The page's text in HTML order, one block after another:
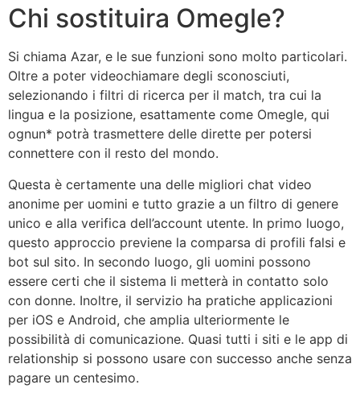
Chi sostituira Omegle?
Si chiama Azar, e le sue funzioni sono molto particolari.
Oltre a poter videochiamare degli sconosciuti,
selezionando i filtri di ricerca per il match, tra cui la
lingua e la posizione, esattamente come Omegle, qui
ognun* potrà trasmettere delle dirette per potersi
connettere con il resto del mondo.
Questa è certamente una delle migliori chat video
anonime per uomini e tutto grazie a un filtro di genere
unico e alla verifica dell’account utente. In primo luogo,
questo approccio previene la comparsa di profili falsi e
bot sul sito. In secondo luogo, gli uomini possono
essere certi che il sistema li metterà in contatto solo
con donne. Inoltre, il servizio ha pratiche applicazioni
per iOS e Android, che amplia ulteriormente le
possibilità di comunicazione. Quasi tutti i siti e le app di
relationship si possono usare con successo anche senza
pagare un centesimo.